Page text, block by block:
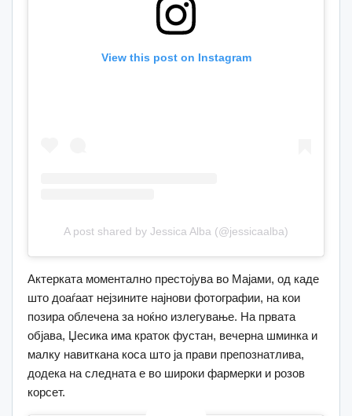
View this post on Instagram
A post shared by Jessica Alba (@jessicaalba)
Актерката моментално престојува во Мајами, од каде
што доаѓаат нејзините најнови фотографии, на кои
позира облечена за ноќно излегување. На првата
објава, Џесика има краток фустан, вечерна шминка и
малку навиткана коса што ја прави препознатлива,
додека на следната е во широки фармерки и розов
корсет.